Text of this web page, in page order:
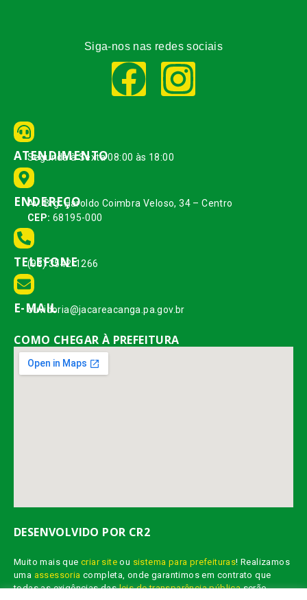
Siga-nos nas redes sociais
ATENDIMENTO
Segunda à Sexta 08:00 às 18:00
ENDEREÇO
Av. Brg. Haroldo Coimbra Veloso, 34 – Centro
CEP: 68195-000
TELEFONE
(93) 3542-1266
E-MAIL
ouvidoria@jacareacanga.pa.gov.br
COMO CHEGAR À PREFEITURA
DESENVOLVIDO POR CR2
Muito mais quecriar site ou sistema para prefeituras! Realizamos
uma assessoria completa, onde garantimos em contrato que
todas as exigências dasleis de transparência públicaserão